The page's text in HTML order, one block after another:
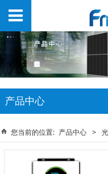
产品中心
您当前的位置: 产品中心 >